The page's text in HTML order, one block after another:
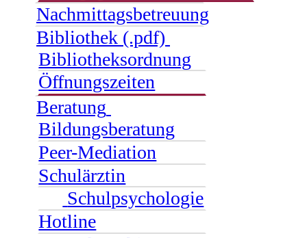
Nachmittagsbetreuung
Bibliothek (.pdf)
Bibliotheksordnung
Öffnungszeiten
Beratung
Bildungsberatung
Peer-Mediation
Schulärztin
Schulpsychologie
Hotline